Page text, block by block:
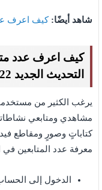
شاهد أيضًا:كيف اعرف
كيف اعرف عدد
التحديث الجديد 2022
يرغب الكثير من
مشاهدي ومتابعي
كتاباتٍ وصورٍ ومقاطع
معرفة عدد المتابعين في
الدخول إلى